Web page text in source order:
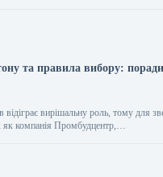
та правила вибору:
відіграє вирішальну роль, тому для
як компанія Промбудцентр,…